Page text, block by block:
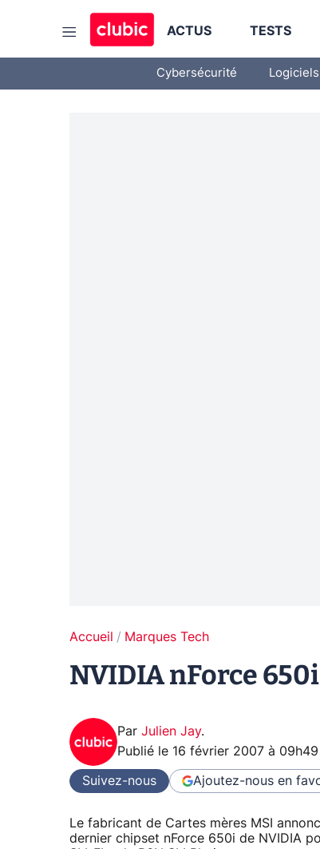
ACTUS TESTS
Cybersécurité
Accueil Marques Tech
NVIDIA nForce
Par Julien Jay.
Publié le 16 février 2007 à 09h49
Suivez-nous Ajoutez-nous en
Le fabricant de Cartes mères MSI
dernier chipset nForce 650i de NVIDIA